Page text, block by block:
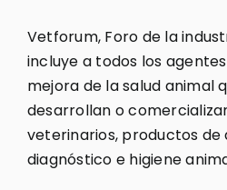
Vetforum, Foro de la
incluye a todos los
mejora de la salud animal
desarrollan o
veterinarios, productos de
diagnóstico e higiene